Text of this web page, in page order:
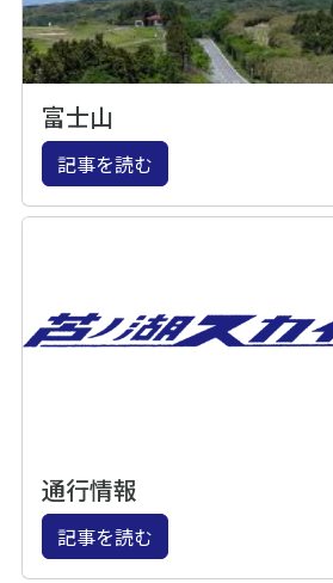
富士山
記事を読む
通行情報
記事を読む